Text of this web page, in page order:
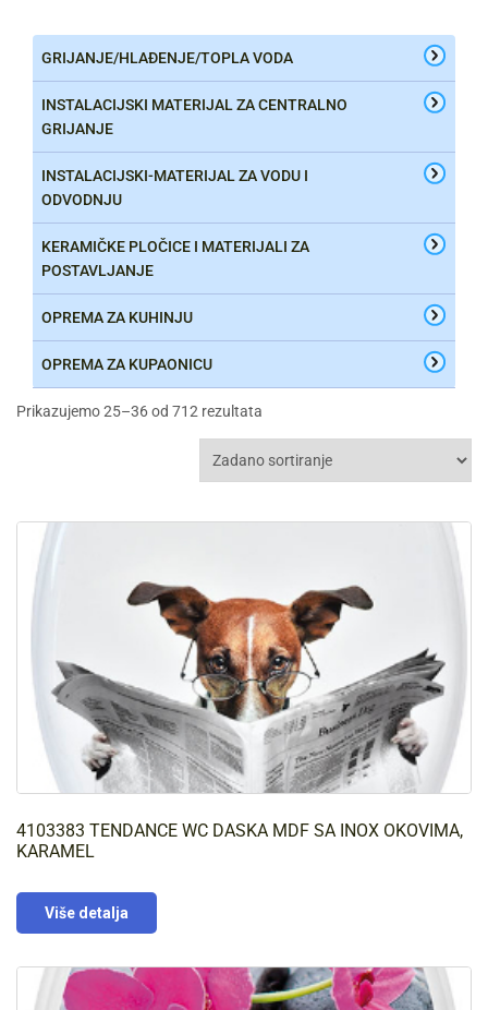
GRIJANJE/HLAĐENJE/TOPLA VODA
INSTALACIJSKI MATERIJAL ZA CENTRALNO
GRIJANJE
INSTALACIJSKI-MATERIJAL ZA VODU I
ODVODNJU
KERAMIČKE PLOČICE I MATERIJALI ZA
POSTAVLJANJE
OPREMA ZA KUHINJU
OPREMA ZA KUPAONICU
Prikazujemo 25–36 od 712 rezultata
4103383 TENDANCE WC DASKA MDF SA INOX OKOVIMA,
KARAMEL
Više detalja